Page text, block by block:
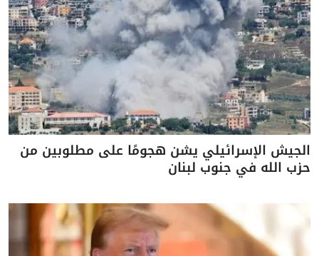
الجيش الإسرائيلي يشن هجومًا على مطلوبين من
حزب الله في جنوب لبنان